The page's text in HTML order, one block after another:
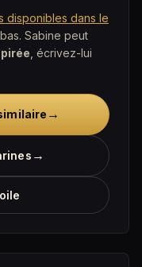
disponibles dans le
Sabine peut
, écrivez-lui
→
→